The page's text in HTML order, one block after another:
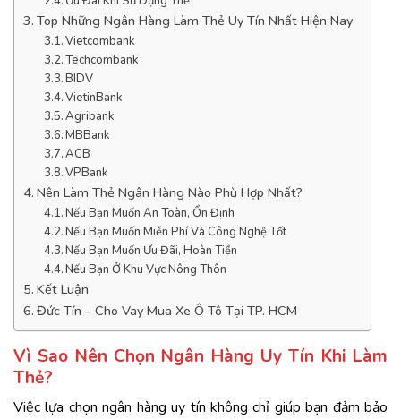
Top Những Ngân Hàng Làm Thẻ Uy Tín Nhất Hiện Nay
Vietcombank
Techcombank
BIDV
VietinBank
Agribank
MBBank
ACB
VPBank
Nên Làm Thẻ Ngân Hàng Nào Phù Hợp Nhất?
Nếu Bạn Muốn An Toàn, Ổn Định
Nếu Bạn Muốn Miễn Phí Và Công Nghệ Tốt
Nếu Bạn Muốn Ưu Đãi, Hoàn Tiền
Nếu Bạn Ở Khu Vực Nông Thôn
Kết Luận
Đức Tín – Cho Vay Mua Xe Ô Tô Tại TP. HCM
Vì Sao Nên Chọn Ngân Hàng Uy Tín Khi Làm
Thẻ?
Việc lựa chọn ngân hàng uy tín không chỉ giúp bạn đảm bảo